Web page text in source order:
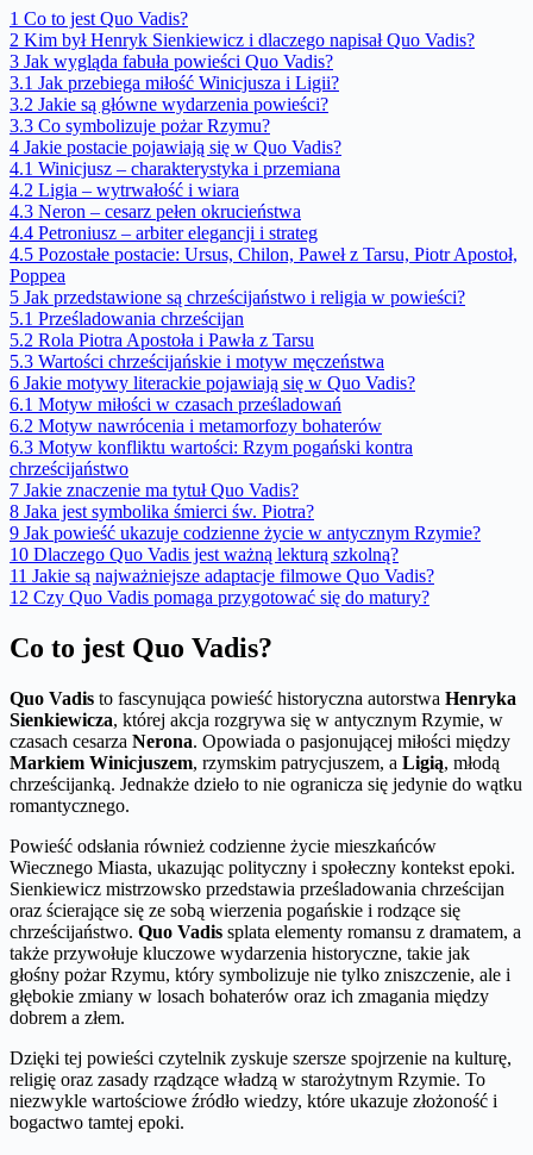
1 Co to jest Quo Vadis?
2 Kim był Henryk Sienkiewicz i dlaczego napisał Quo Vadis?
3 Jak wygląda fabuła powieści Quo Vadis?
3.1 Jak przebiega miłość Winicjusza i Ligii?
3.2 Jakie są główne wydarzenia powieści?
3.3 Co symbolizuje pożar Rzymu?
4 Jakie postacie pojawiają się w Quo Vadis?
4.1 Winicjusz – charakterystyka i przemiana
4.2 Ligia – wytrwałość i wiara
4.3 Neron – cesarz pełen okrucieństwa
4.4 Petroniusz – arbiter elegancji i strateg
4.5 Pozostałe postacie: Ursus, Chilon, Paweł z Tarsu, Piotr Apostoł,
Poppea
5 Jak przedstawione są chrześcijaństwo i religia w powieści?
5.1 Prześladowania chrześcijan
5.2 Rola Piotra Apostoła i Pawła z Tarsu
5.3 Wartości chrześcijańskie i motyw męczeństwa
6 Jakie motywy literackie pojawiają się w Quo Vadis?
6.1 Motyw miłości w czasach prześladowań
6.2 Motyw nawrócenia i metamorfozy bohaterów
6.3 Motyw konfliktu wartości: Rzym pogański kontra
chrześcijaństwo
7 Jakie znaczenie ma tytuł Quo Vadis?
8 Jaka jest symbolika śmierci św. Piotra?
9 Jak powieść ukazuje codzienne życie w antycznym Rzymie?
10 Dlaczego Quo Vadis jest ważną lekturą szkolną?
11 Jakie są najważniejsze adaptacje filmowe Quo Vadis?
12 Czy Quo Vadis pomaga przygotować się do matury?
Co to jest Quo Vadis?
Quo Vadis to fascynująca powieść historyczna autorstwa Henryka
Sienkiewicza, której akcja rozgrywa się w antycznym Rzymie, w
czasach cesarza Nerona. Opowiada o pasjonującej miłości między
Markiem Winicjuszem, rzymskim patrycjuszem, a Ligią, młodą
chrześcijanką. Jednakże dzieło to nie ogranicza się jedynie do wątku
romantycznego.
Powieść odsłania również codzienne życie mieszkańców
Wiecznego Miasta, ukazując polityczny i społeczny kontekst epoki.
Sienkiewicz mistrzowsko przedstawia prześladowania chrześcijan
oraz ścierające się ze sobą wierzenia pogańskie i rodzące się
chrześcijaństwo. Quo Vadis splata elementy romansu z dramatem, a
także przywołuje kluczowe wydarzenia historyczne, takie jak
głośny pożar Rzymu, który symbolizuje nie tylko zniszczenie, ale i
głębokie zmiany w losach bohaterów oraz ich zmagania między
dobrem a złem.
Dzięki tej powieści czytelnik zyskuje szersze spojrzenie na kulturę,
religię oraz zasady rządzące władzą w starożytnym Rzymie. To
niezwykle wartościowe źródło wiedzy, które ukazuje złożoność i
bogactwo tamtej epoki.